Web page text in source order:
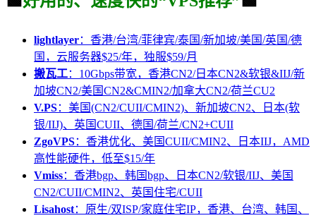
lightlayer：香港/台湾/菲律宾/泰国/新加坡/美国/英国/德
国，云服务器$25/年，独服$59/月
搬瓦工：10Gbps带宽，香港CN2/日本CN2&软银&IIJ/新
加坡CN2/美国CN2&CMIN2/加拿大CN2/荷兰CU2
V.PS：美国(CN2/CUII/CMIN2)、新加坡CN2、日本(软
银/IIJ)、英国CUII、德国/荷兰/CN2+CUII
ZgoVPS：香港优化、美国CUII/CMIN2、日本IIJ，AMD
高性能硬件，低至$15/年
Vmiss：香港bgp、韩国bgp、日本CN2/软银/IIJ、美国
CN2/CUII/CMIN2、英国住宅/CUII
Lisahost：原生/双ISP/家庭住宅IP，香港、台湾、韩国、